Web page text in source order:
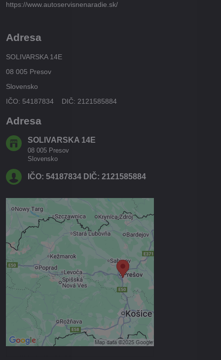
https://www.autoservisnenaradie.sk/
Adresa
SOLIVARSKA 14E
08 005 Presov
Slovensko
IČO: 54187834 DIČ: 2121585884
Adresa
SOLIVARSKA 14E
08 005 Presov
Slovensko
IČO: 54187834 DIČ: 2121585884
Externý obsah je blokovaný
Voľbami súkromia
Prajete si načítať externý obsah?
Povoliť tentokrát
Povoliť a zapamätať - súhlas s
druhom cookie: Funkčné
Otvoriť obsah v novom okne